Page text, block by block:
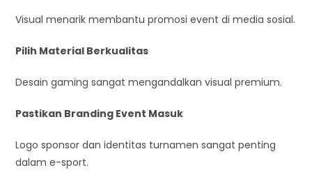
Visual menarik membantu promosi event di media sosial.
Pilih Material Berkualitas
Desain gaming sangat mengandalkan visual premium.
Pastikan Branding Event Masuk
Logo sponsor dan identitas turnamen sangat penting
dalam e-sport.